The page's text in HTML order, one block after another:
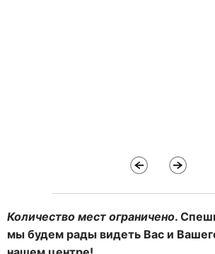
Количество мест ограничено.
мы будем рады видеть Вас и